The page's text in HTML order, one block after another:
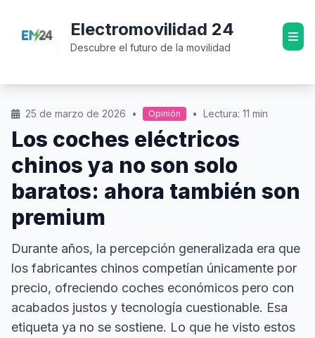
Electromovilidad 24
Descubre el futuro de la movilidad
25 de marzo de 2026 • Opinión • Lectura: 11 min
Los coches eléctricos
chinos ya no son solo
baratos: ahora también son
premium
Durante años, la percepción generalizada era que
los fabricantes chinos competían únicamente por
precio, ofreciendo coches económicos pero con
acabados justos y tecnología cuestionable. Esa
etiqueta ya no se sostiene. Lo que he visto estos